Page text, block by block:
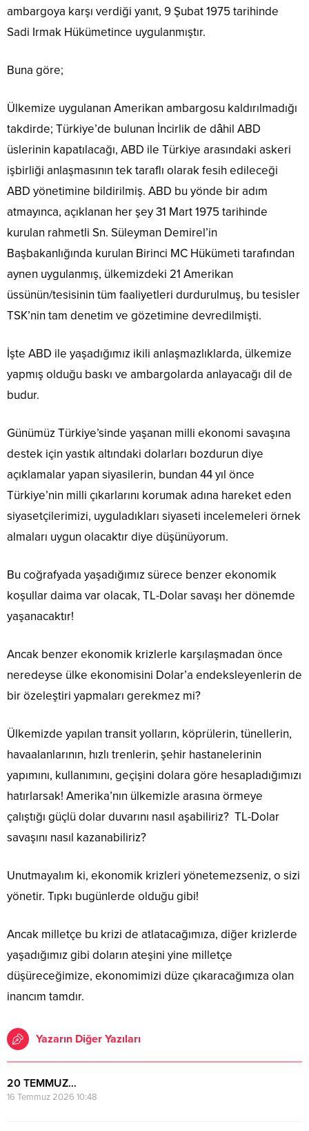
ambargoya karşı verdiği yanıt, 9 Şubat 1975 tarihinde
Sadi Irmak Hükümetince uygulanmıştır.
Buna göre;
Ülkemize uygulanan Amerikan ambargosu kaldırılmadığı
takdirde; Türkiye’de bulunan İncirlik de dâhil ABD
üslerinin kapatılacağı, ABD ile Türkiye arasındaki askeri
işbirliği anlaşmasının tek taraflı olarak fesih edileceği
ABD yönetimine bildirilmiş. ABD bu yönde bir adım
atmayınca, açıklanan her şey 31 Mart 1975 tarihinde
kurulan rahmetli Sn. Süleyman Demirel’in
Başbakanlığında kurulan Birinci MC Hükümeti tarafından
aynen uygulanmış, ülkemizdeki 21 Amerikan
üssünün/tesisinin tüm faaliyetleri durdurulmuş, bu tesisler
TSK’nin tam denetim ve gözetimine devredilmişti.
İşte ABD ile yaşadığımız ikili anlaşmazlıklarda, ülkemize
yapmış olduğu baskı ve ambargolarda anlayacağı dil de
budur.
Günümüz Türkiye’sinde yaşanan milli ekonomi savaşına
destek için yastık altındaki dolarları bozdurun diye
açıklamalar yapan siyasilerin, bundan 44 yıl önce
Türkiye’nin milli çıkarlarını korumak adına hareket eden
siyasetçilerimizi, uyguladıkları siyaseti incelemeleri örnek
almaları uygun olacaktır diye düşünüyorum.
Bu coğrafyada yaşadığımız sürece benzer ekonomik
koşullar daima var olacak, TL-Dolar savaşı her dönemde
yaşanacaktır!
Ancak benzer ekonomik krizlerle karşılaşmadan önce
neredeyse ülke ekonomisini Dolar’a endeksleyenlerin de
bir özeleştiri yapmaları gerekmez mi?
Ülkemizde yapılan transit yolların, köprülerin, tünellerin,
havaalanlarının, hızlı trenlerin, şehir hastanelerinin
yapımını, kullanımını, geçişini dolara göre hesapladığımızı
hatırlarsak! Amerika’nın ülkemizle arasına örmeye
çalıştığı güçlü dolar duvarını nasıl aşabiliriz? TL-Dolar
savaşını nasıl kazanabiliriz?
Unutmayalım ki, ekonomik krizleri yönetemezseniz, o sizi
yönetir. Tıpkı bugünlerde olduğu gibi!
Ancak milletçe bu krizi de atlatacağımıza, diğer krizlerde
yaşadığımız gibi doların ateşini yine milletçe
düşüreceğimize, ekonomimizi düze çıkaracağımıza olan
inancım tamdır.
Yazarın Diğer Yazıları
20 TEMMUZ…
16 Temmuz 2026 10:48